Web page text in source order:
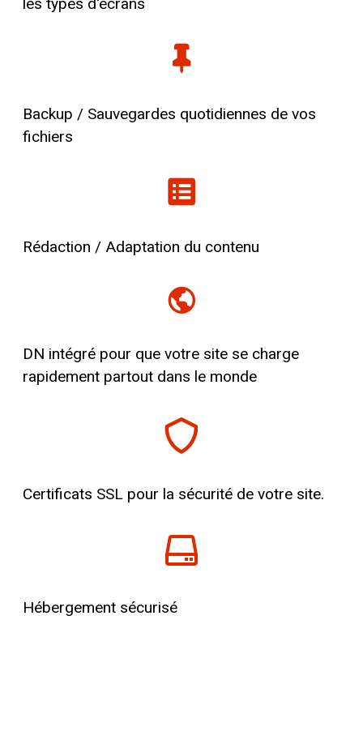
Backup / Sauvegardes quotidiennes de vos
fichiers
Rédaction / Adaptation du contenu
DN intégré pour que votre site se charge
rapidement partout dans le monde
Certificats SSL pour la sécurité de votre site.
Hébergement sécurisé